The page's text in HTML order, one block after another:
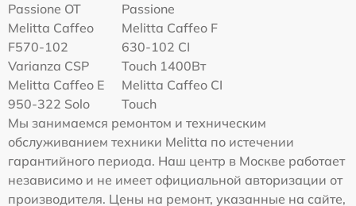
Passione OT
Passione
Melitta Caffeo
F570-102
Varianza CSP
Melitta Caffeo F
630-102 CI
Touch 1400Вт
Melitta Caffeo E
950-322 Solo
Melitta Caffeo CI
Touch
Мы занимаемся ремонтом и техническим
обслуживанием техники Melitta по истечении
гарантийного периода. Наш центр в Москве работает
независимо и не имеет официальной авторизации от
производителя. Цены на ремонт, указанные на сайте,